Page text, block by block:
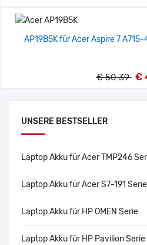
UNSERE BESTSELLER
Laptop Akku für Acer TMP246
Laptop Akku für Acer S7-191 Serie
Laptop Akku für HP OMEN Serie
Laptop Akku für HP Pavilion Serie
AP19B5K für Acer Aspire 7
€ 50.39 €